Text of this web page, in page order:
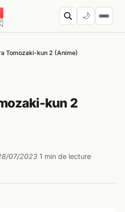
🌙
Tomozaki-kun 2 (Anime)
kun 2
07/2023·1 min de lecture